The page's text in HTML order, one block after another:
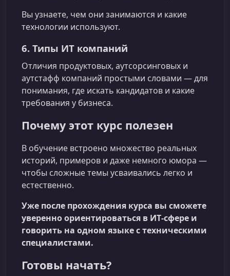
Вы узнаете, чем они занимаются и какие
технологии используют.
6. Типы ИТ компаний
Отличия продуктовых, аутсорсинговых и
аутстафф компаний простыми словами — для
понимания, где искать кандидатов и какие
требования у бизнеса.
Почему этот курс полезен
В обучение встроено множество реальных
историй, примеров и даже немного юмора —
чтобы сложные темы усваивались легко и
естественно.
Уже после прохождения курса вы сможете
уверенно ориентироваться в ИТ‑сфере и
говорить на одном языке с техническими
специалистами.
Готовы начать?